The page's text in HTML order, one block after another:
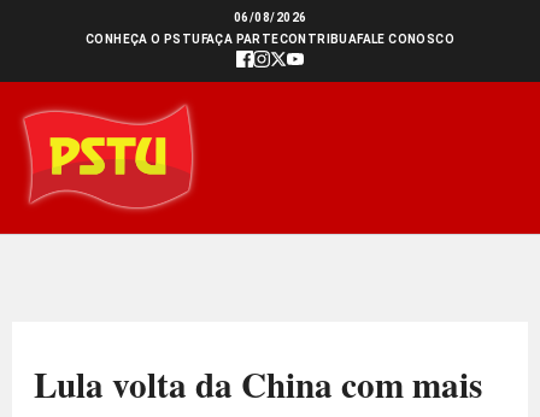
conteúdo
06/08/2026
CONHEÇA O PSTU FAÇA PARTECONTRIBUAFALE CONOSCO
Lula volta da China com mais